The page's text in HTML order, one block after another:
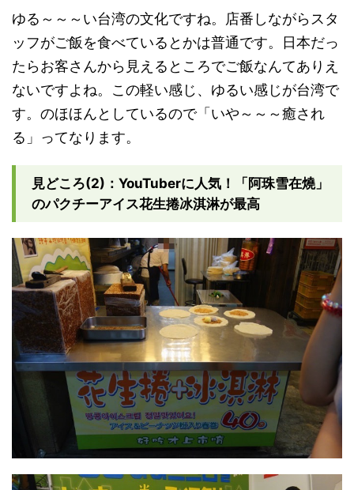
ゆる～～～い台湾の文化ですね。店番しながらスタ
ッフがご飯を食べているとかは普通です。日本だっ
たらお客さんから見えるところでご飯なんてありえ
ないですよね。この軽い感じ、ゆるい感じが台湾で
す。のほほんとしているので「いや～～～癒され
る」ってなります。
見どころ(2)：YouTuberに人気！「阿珠雪在燒」
のパクチーアイス花生捲冰淇淋が最高